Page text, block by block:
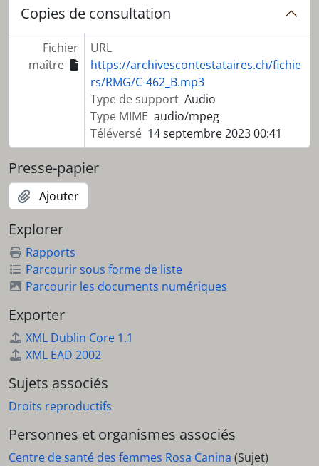
Copies de consultation
Fichier
maître
URL
https://archivescontestataires.ch/fichie
rs/RMG/C-462_B.mp3
Type de support Audio
Type MIME audio/mpeg
Téléversé 14 septembre 2023 00:41
Presse-papier
Ajouter
Explorer
Rapports
Parcourir sous forme de liste
Parcourir les documents numériques
Exporter
XML Dublin Core 1.1
XML EAD 2002
Sujets associés
Droits reproductifs
Personnes et organismes associés
Centre de santé des femmes Rosa Canina (Sujet)